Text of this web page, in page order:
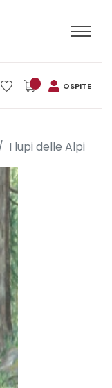
OSPITE
I lupi delle Alpi